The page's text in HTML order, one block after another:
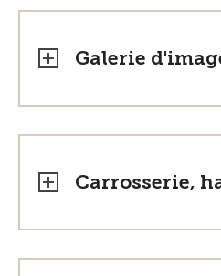
Galerie
Carrosserie,